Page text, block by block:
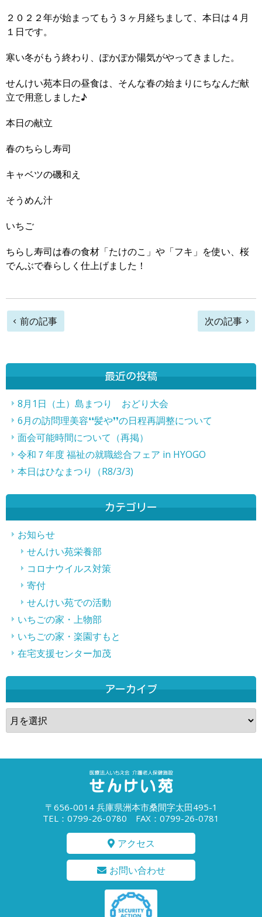
２０２２年が始まってもう３ヶ月経ちまして、本日は４月
１日です。
寒い冬がもう終わり、ぽかぽか陽気がやってきました。
せんけい苑本日の昼食は、そんな春の始まりにちなんだ献
立で用意しました♪
本日の献立
春のちらし寿司
キャベツの磯和え
そうめん汁
いちご
ちらし寿司は春の食材「たけのこ」や「フキ」を使い、桜
でんぶで春らしく仕上げました！
前
の
事
へ
の
リ
前の記事 次の記事
最近の投稿
8月1日（土）島まつり おどり大会
6月の訪問理美容❛❛髪や❜❜の日程再調整について
面会可能時間について（再掲）
令和７年度 福祉の就職総合フェア in HYOGO
本日はひなまつり（R8/3/3)
カテゴリー
お知らせ
せんけい苑栄養部
コロナウイルス対策
寄付
せんけい苑での活動
いちごの家・上物部
いちごの家・楽園すもと
在宅支援センター加茂
アーカイブ
ア
ー
カ
〒656-0014 兵庫県洲本市桑間字太田495-1
TEL：0799-26-0780 FAX：0799-26-0781
アクセス
お問い合わせ